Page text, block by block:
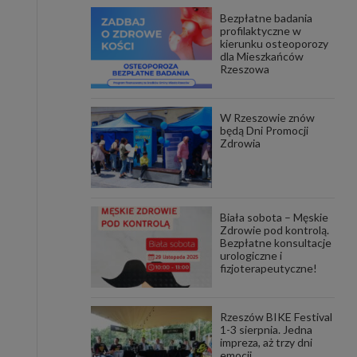
Aby
i ich
w
gdy
do
Bezpłatne badania
profilaktyczne w
kierunku osteoporozy
dla Mieszkańców
Rzeszowa
W Rzeszowie znów
będą Dni Promocji
Zdrowia
Biała sobota – Męskie
Zdrowie pod kontrolą.
Bezpłatne konsultacje
urologiczne i
fizjoterapeutyczne!
Rzeszów BIKE Festival
1-3 sierpnia. Jedna
impreza, aż trzy dni